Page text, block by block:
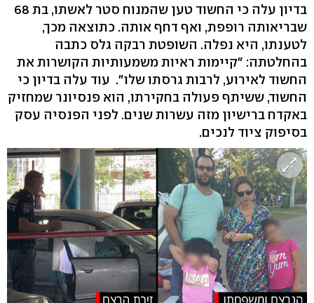
בדיון עלה כי החשוד טען שהמנוח סטר לאשתו, בת 68
שבריאותה רופפת, ואף דחף אותה. כתוצאה מכך,
לטענתו, היא נפלה. השופטת רבקה גלס כתבה
בהחלטתה: "קיימות ראיות משמעותיות הקושרות את
החשוד לאירוע, לרבות גרסתו שלו". עוד עלה בדיון כי
החשוד, ששיתף פעולה בחקירתו, הוא פנסיונר שמחזיק
באקדח ברישיון מזה עשרות שנים. לפני הפנסיה עסק
בסיפוק ציוד לנכים.